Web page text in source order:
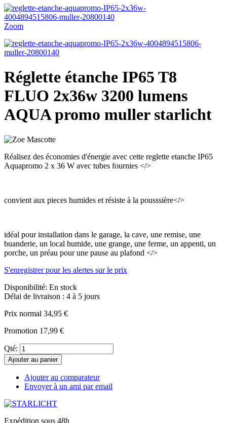
Zoom
Réglette étanche IP65 T8
FLUO 2x36w 3200 lumens
AQUA promo muller starlicht
Réalisez des économies d'énergie avec cette reglette etanche IP65
Aquapromo 2 x 36 W avec tubes fournies </>
convient aux pieces humides et résiste à la pousssière</>
idéal pour installation dans le garage, la cave, une remise, une
buanderie, un local humide, une grange, une ferme, un appenti, un
porche, un préau pour une pause au plafond </>
S'enregistrer pour les alertes sur le prix
Disponibilité: En stock
Délai de livraison : 4 à 5 jours
Prix normal 34,95 €
Promotion 17,99 €
Qté:
Ajouter au panier
Ajouter au comparateur
Envoyer à un ami par email
Expédition sous 48h